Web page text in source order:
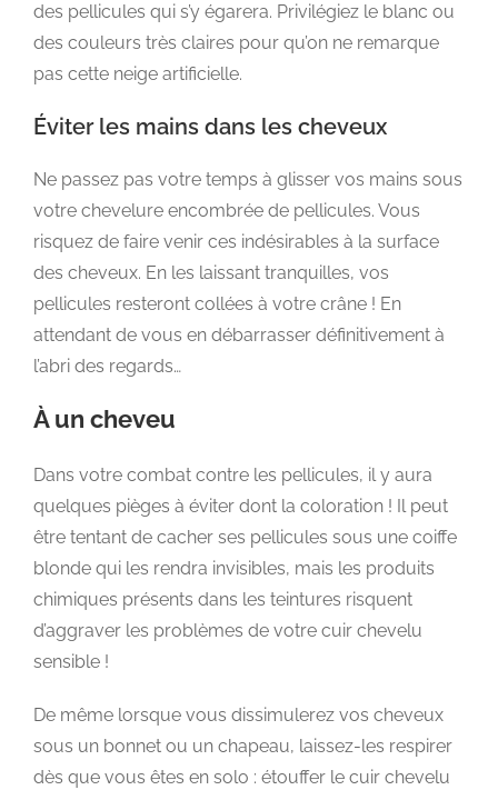
des pellicules qui s’y égarera. Privilégiez le blanc ou
des couleurs très claires pour qu’on ne remarque
pas cette neige artificielle.
Éviter les mains dans les cheveux
Ne passez pas votre temps à glisser vos mains sous
votre chevelure encombrée de pellicules. Vous
risquez de faire venir ces indésirables à la surface
des cheveux. En les laissant tranquilles, vos
pellicules resteront collées à votre crâne ! En
attendant de vous en débarrasser définitivement à
l’abri des regards…
À un cheveu
Dans votre combat contre les pellicules, il y aura
quelques pièges à éviter dont la coloration ! Il peut
être tentant de cacher ses pellicules sous une coiffe
blonde qui les rendra invisibles, mais les produits
chimiques présents dans les teintures risquent
d’aggraver les problèmes de votre cuir chevelu
sensible !
De même lorsque vous dissimulerez vos cheveux
sous un bonnet ou un chapeau, laissez-les respirer
dès que vous êtes en solo : étouffer le cuir chevelu